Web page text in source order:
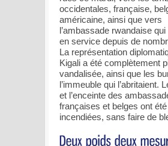
occidentales, française,
américaine, ainsi que vers
l’ambassade rwandaise qui
en service depuis de
La représentation
Kigali a été complètement
vandalisée, ainsi que les
l’immeuble qui l’abritaient.
et l’enceinte des
françaises et belges ont été
incendiées, sans faire de